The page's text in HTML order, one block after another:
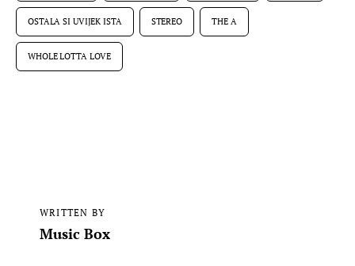
OSTALA SI UVIJEK ISTA STEREO THE A
WHOLE LOTTA LOVE
WRITTEN BY
Music Box